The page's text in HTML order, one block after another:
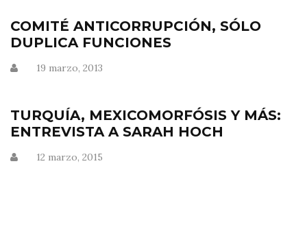
COMITÉ ANTICORRUPCIÓN, SÓLO
DUPLICA FUNCIONES
19 marzo, 2013
TURQUÍA, MEXICOMORFÓSIS Y MÁS:
ENTREVISTA A SARAH HOCH
12 marzo, 2015